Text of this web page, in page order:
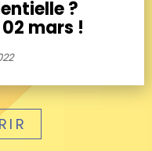
?
mars !